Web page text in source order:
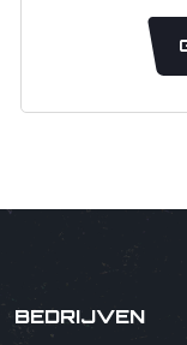
BEDRIJVEN